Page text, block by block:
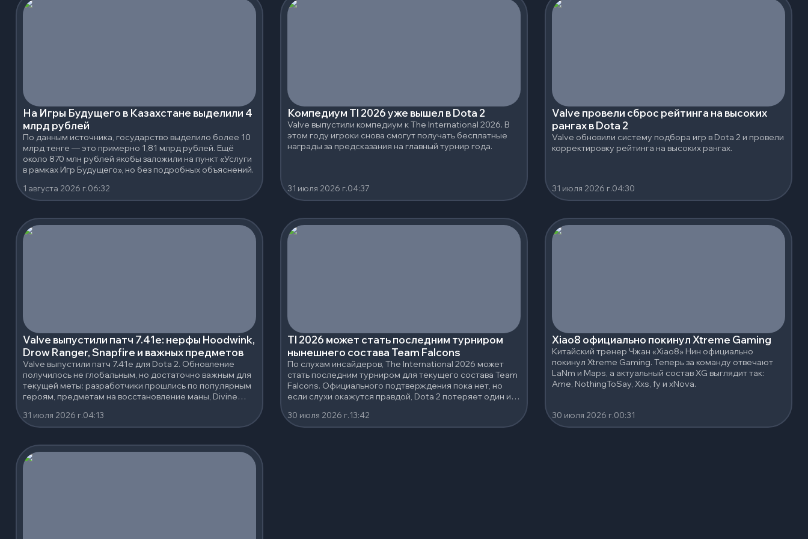
На Игры Будущего в Казахстане выделили 4
млрд рублей
По данным источника, государство выделило более 10
млрд тенге — это примерно 1,81 млрд рублей. Ещё
около 870 млн рублей якобы заложили на пункт «Услуги
в рамках Игр Будущего», но без подробных объяснений.
1 августа 2026 г.06:32
Компедиум TI 2026 уже вышел в Dota 2
Valve выпустили компедиум к The International 2026. В
этом году игроки снова смогут получать бесплатные
награды за предсказания на главный турнир года.
31 июля 2026 г.04:37
Valve провели сброс рейтинга на высоких
рангах в Dota 2
Valve обновили систему подбора игр в Dota 2 и провели
корректировку рейтинга на высоких рангах.
31 июля 2026 г.04:30
Valve выпустили патч 7.41e: нерфы Hoodwink,
Drow Ranger, Snapfire и важных предметов
Valve выпустили патч 7.41e для Dota 2. Обновление
получилось не глобальным, но достаточно важным для
текущей меты: разработчики прошлись по популярным
героям, предметам на восстановление маны, Divine
31 июля 2026 г.04:13
TI 2026 может стать последним турниром
нынешнего состава Team Falcons
По слухам инсайдеров, The International 2026 может
стать последним турниром для текущего состава Team
Falcons. Официального подтверждения пока нет, но
если слухи окажутся правдой, Dota 2 потеряет один из
30 июля 2026 г.13:42
Xiao8 официально покинул Xtreme Gaming
Китайский тренер Чжан «Xiao8» Нин официально
покинул Xtreme Gaming. Теперь за команду отвечают
LaNm и Maps, а актуальный состав XG выглядит так:
Ame, NothingToSay, Xxs, fy и xNova.
30 июля 2026 г.00:31